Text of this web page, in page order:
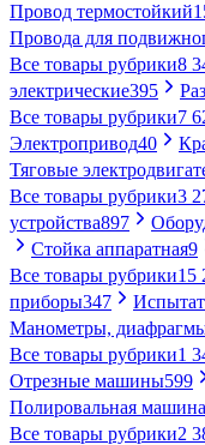
Провод термостойкий
Провода для
Все товары рубрики8
электрические395
Все товары рубрики7
Электропривод40
Тяговые
Все товары рубрики3
устройства897
Стойка аппаратная9
Все товары рубрики15
приборы347
Манометры,
Все товары рубрики1
Отрезные машины599
Полировальная машина
Все товары рубрики2